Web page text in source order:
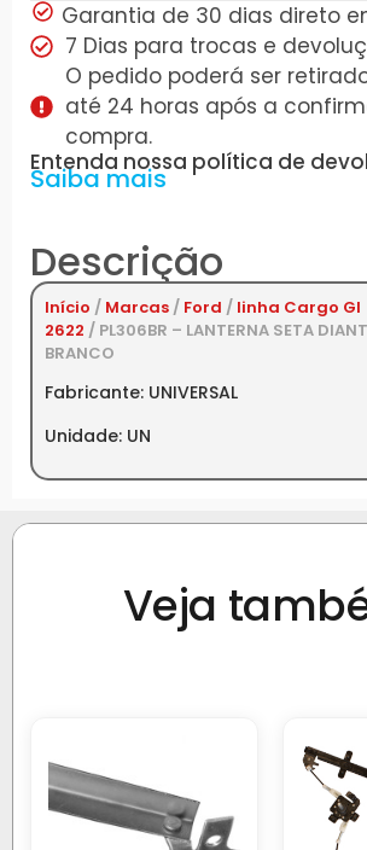
Garantia de 30 dias direto
7 Dias para trocas e
O pedido poderá ser
até 24 horas após a
compra.
Entenda nossa política de
Saiba mais
Descrição
Início / Marcas / Ford / linha Cargo GI
2622 / PL306BR – LANTERNA SETA
BRANCO
Fabricante: UNIVERSAL
Unidade: UN
Veja